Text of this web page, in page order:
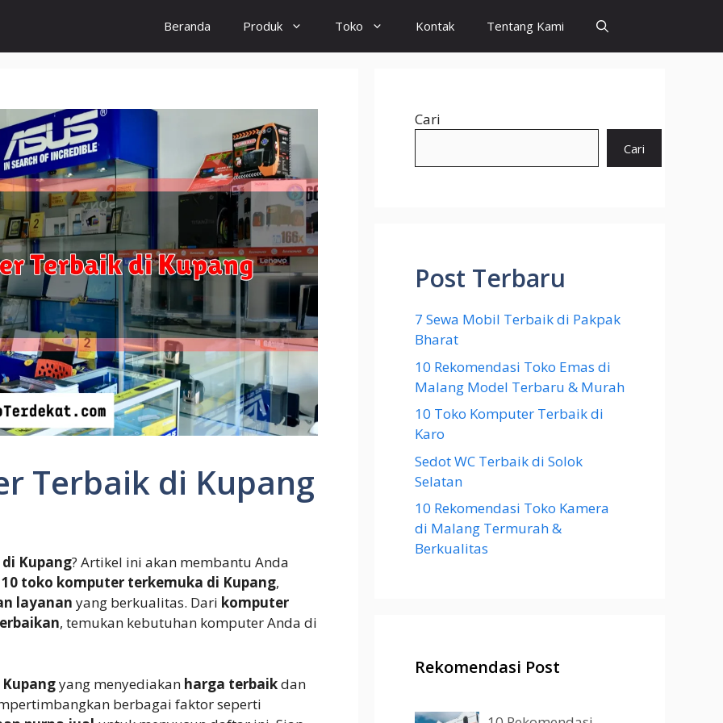
Beranda Produk Toko Kontak Tentang Kami
Terbaik di Kupang
Kupang? Artikel ini akan membantu Anda
10 toko komputer terkemuka di Kupang,
layanan yang berkualitas. Dari komputer
, temukan kebutuhan komputer Anda di
yang menyediakan harga terbaikdan
berbagai faktor seperti
Cari
Cari
Post Terbaru
7 Sewa Mobil Terbaik di Pakpak
Bharat
10 Rekomendasi Toko Emas di
Malang Model Terbaru & Murah
10 Toko Komputer Terbaik di
Karo
Sedot WC Terbaik di Solok
Selatan
10 Rekomendasi Toko Kamera
di Malang Termurah &
Berkualitas
Rekomendasi Post